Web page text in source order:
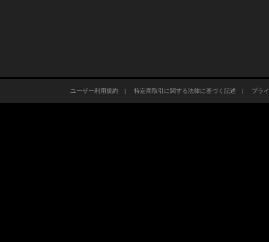
ユーザー利用規約| 特定商取引に関する法律に基づく記述 | プラ